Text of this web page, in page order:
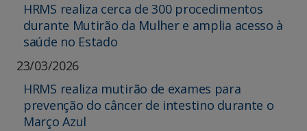
HRMS realiza cerca de 300 procedimentos
durante Mutirão da Mulher e amplia acesso à
saúde no Estado
23/03/2026
HRMS realiza mutirão de exames para
prevenção do câncer de intestino durante o
Março Azul